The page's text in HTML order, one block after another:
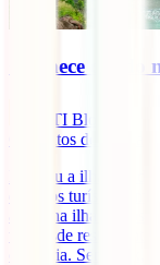
Conhece o
IATI Blog
minutos de leitura
Bali, ou a ilha dos
destinos turísticos
aterra na ilha somos
vai desde
culinária. Semynak,